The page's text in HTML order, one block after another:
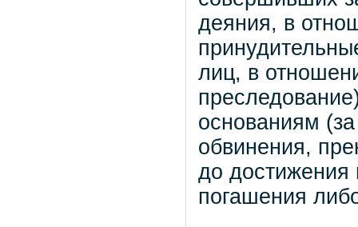
деяния, в
лиц, в
основаниям
обвинения,
до достижения
погашения